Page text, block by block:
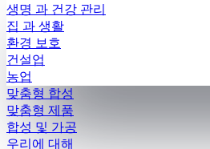
생명 과 건강 관리
집 과 생활
환경 보호
건설업
농업
맞춤형 합성
맞춤형 제품
합성 및 가공
우리에 대해